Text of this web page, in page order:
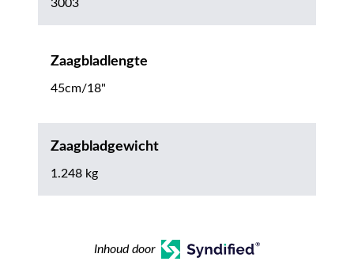
3003
Zaagbladlengte
45cm/18"
Zaagbladgewicht
1.248 kg
Inhoud door